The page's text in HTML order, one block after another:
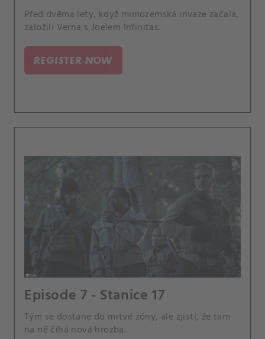
Před dvěma lety, když mimozemská invaze začala,
založili Verna s Joelem Infinitas.
REGISTER NOW
Episode 7 - Stanice 17
Tým se dostane do mrtvé zóny, ale zjistí, že tam
na ně číhá nová hrozba.